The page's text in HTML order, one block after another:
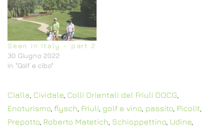
Sean in Italy – part 2
30 Giugno 2022
In "Golf e cibo"
Cialla, Cividale, Colli Orientali del Friuli DOCG,
Enoturismo, flysch, Friuli, golf e vino, passito, Picolìt,
Prepotto, Roberto Matetich, Schioppettino, Udine,